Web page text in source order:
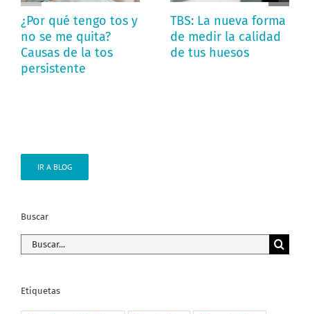
¿Por qué tengo tos y
no se me quita?
Causas de la tos
persistente
TBS: La nueva forma
de medir la calidad
de tus huesos
IR A BLOG
Buscar
Buscar:
Etiquetas